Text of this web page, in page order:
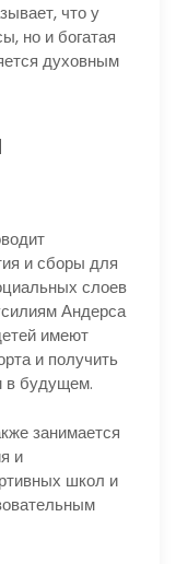
что у
но и богатая
духовным
и сборы для
слоев
Андерса
имеют
и получить
в будущем.
занимается
и
школ и